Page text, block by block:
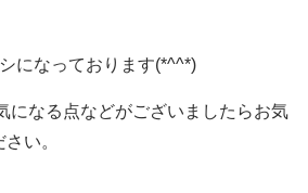
になっております(*^^*)
になる点などがございましたらお気
い。